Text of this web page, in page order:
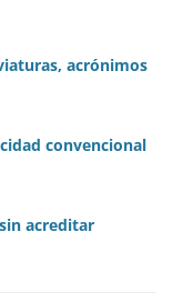
acrónimos
convencional
acreditar